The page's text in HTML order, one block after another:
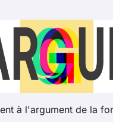
à l'argument de la